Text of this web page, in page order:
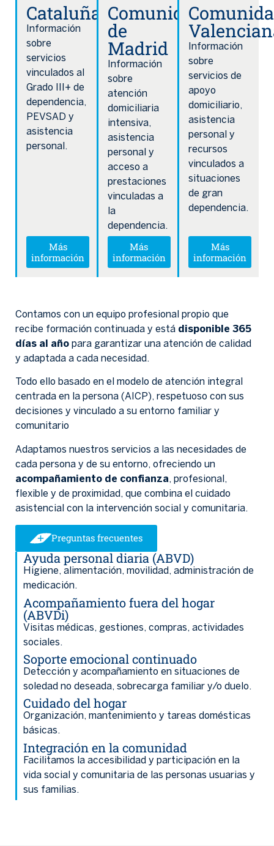
Cataluña
Información
sobre
servicios
vinculados al
Grado III+ de
dependencia,
PEVSAD y
asistencia
personal.
Más
información
Comunidad
de
Madrid
Información
sobre
atención
domiciliaria
intensiva,
asistencia
personal y
acceso a
prestaciones
vinculadas a
la
dependencia.
Más
información
Información
sobre
servicios de
apoyo
domiciliario,
asistencia
personal y
recursos
vinculados a
situaciones
de gran
dependencia.
Más
información
Ayuda personal diaria (ABVD)
Higiene, alimentación, movilidad, administración de
medicación.
Acompañamiento fuera del hogar
(ABVDi)
Visitas médicas, gestiones, compras, actividades
sociales.
Soporte emocional continuado
Detección y acompañamiento en situaciones de
soledad no deseada, sobrecarga familiar y/o duelo.
Cuidado del hogar
Organización, mantenimiento y tareas domésticas
básicas.
Integración en la comunidad
Facilitamos la accesibilidad y participación en la
vida social y comunitaria de las personas usuarias y
sus familias.
Contamos con un equipo profesional propio que
recibe formación continuada y está disponible 365
días al año para garantizar una atención de calidad
y adaptada a cada necesidad.
Todo ello basado en el modelo de atención integral
centrada en la persona (AICP), respetuoso con sus
decisiones y vinculado a su entorno familiar y
comunitario
Adaptamos nuestros servicios a las necesidades de
cada persona y de su entorno, ofreciendo un
acompañamiento de confianza , profesional,
flexible y de proximidad, que combina el cuidado
asistencial con la intervención social y comunitaria.
Preguntas frecuentes